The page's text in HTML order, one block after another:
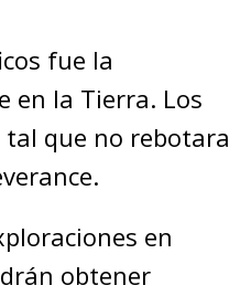
fue la
en la Tierra. Los
que no rebotara
en
obtener